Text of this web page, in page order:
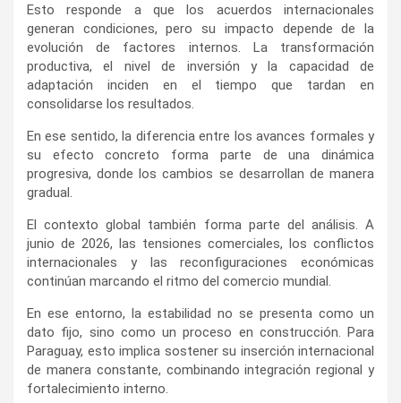
Esto responde a que los acuerdos internacionales
generan condiciones, pero su impacto depende de la
evolución de factores internos. La transformación
productiva, el nivel de inversión y la capacidad de
adaptación inciden en el tiempo que tardan en
consolidarse los resultados.
En ese sentido, la diferencia entre los avances formales y
su efecto concreto forma parte de una dinámica
progresiva, donde los cambios se desarrollan de manera
gradual.
El contexto global también forma parte del análisis. A
junio de 2026, las tensiones comerciales, los conflictos
internacionales y las reconfiguraciones económicas
continúan marcando el ritmo del comercio mundial.
En ese entorno, la estabilidad no se presenta como un
dato fijo, sino como un proceso en construcción. Para
Paraguay, esto implica sostener su inserción internacional
de manera constante, combinando integración regional y
fortalecimiento interno.